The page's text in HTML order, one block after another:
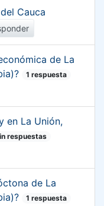
Cauca
de La
1 respuesta
en La Unión,
respuestas
de La
1 respuesta